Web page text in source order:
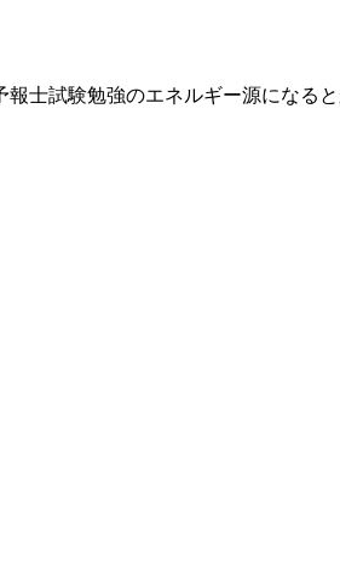
士試験勉強のエネルギー源になると